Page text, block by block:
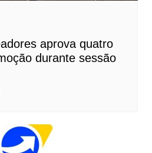
aprova quatro
durante sessão